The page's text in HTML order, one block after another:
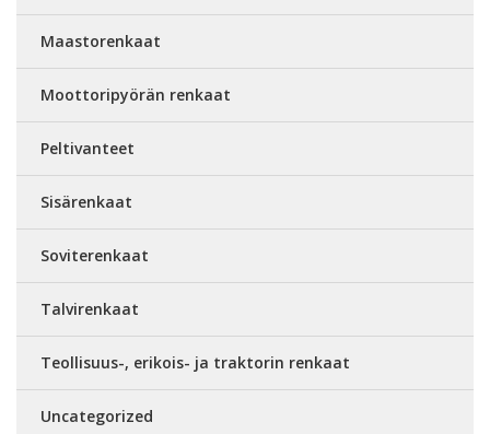
Maastorenkaat
Moottoripyörän renkaat
Peltivanteet
Sisärenkaat
Soviterenkaat
Talvirenkaat
Teollisuus-, erikois- ja traktorin renkaat
Uncategorized